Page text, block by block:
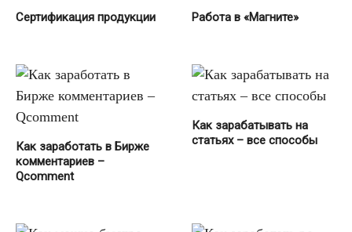
Сертификация продукции Работа в «Магните»
Как заработать в Бирже
комментариев –
Qcomment
Как зарабатывать на
статьях – все способы